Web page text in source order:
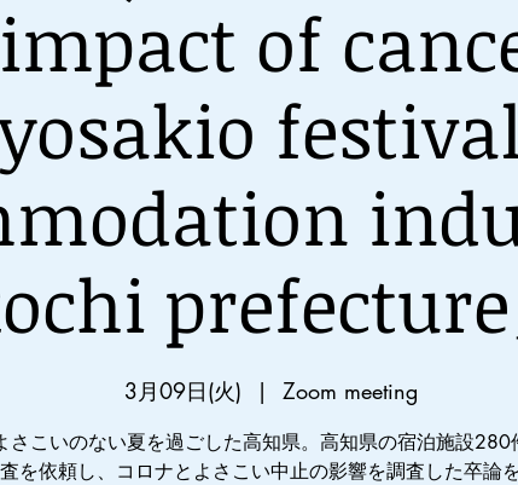
impact of
prefecture
3月09日(火)
  |
Zoom meeting
さこいのない夏を過ごした高知県。高知県の宿泊施設280
を依頼し、コロナとよさこい中止の影響を調査した卒論